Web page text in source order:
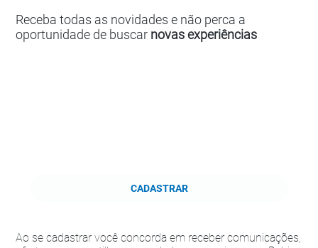
Receba todas as novidades e não perca a
oportunidade de buscar novas experiências
CADASTRAR
Ao se cadastrar você concorda em receber comunicações,